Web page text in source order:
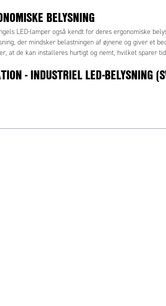
BELYSNING
LED-lamper også kendt for deres ergonomiske
der mindsker belastningen af øjnene og giver et
at de kan installeres hurtigt og nemt, hvilket sparer
- INDUSTRIEL LED-BELYSNING